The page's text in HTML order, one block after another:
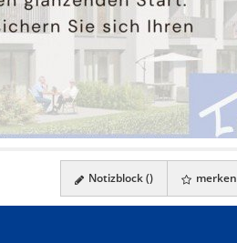
Notizblock () merken